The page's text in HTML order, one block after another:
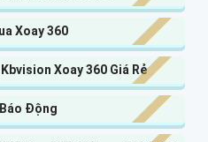
Xoay 360
Xoay 360 Giá Rẻ
Động